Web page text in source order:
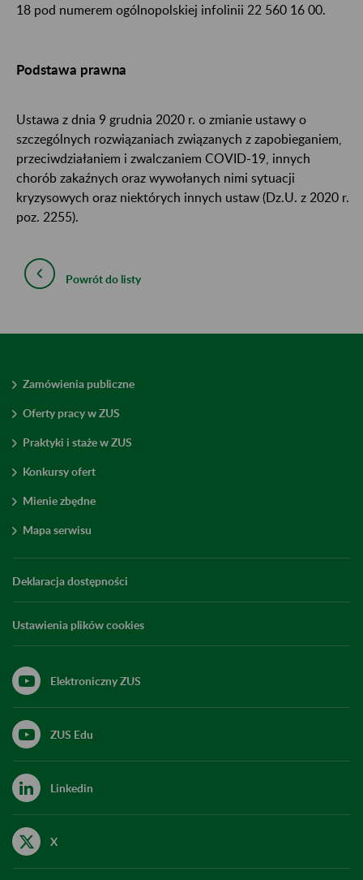
18 pod numerem ogólnopolskiej infolinii 22 560 16 00.
Podstawa prawna
Ustawa z dnia 9 grudnia 2020 r. o zmianie ustawy o
szczególnych rozwiązaniach związanych z zapobieganiem,
przeciwdziałaniem i zwalczaniem COVID-19, innych
chorób zakaźnych oraz wywołanych nimi sytuacji
kryzysowych oraz niektórych innych ustaw (Dz.U. z 2020 r.
poz. 2255).
Powrót do listy
Zamówienia publiczne
Oferty pracy w ZUS
Praktyki i staże w ZUS
Konkursy ofert
Mienie zbędne
Mapa serwisu
Deklaracja dostępności
Ustawienia plików cookies
Elektroniczny ZUS
ZUS Edu
Linkedin
X